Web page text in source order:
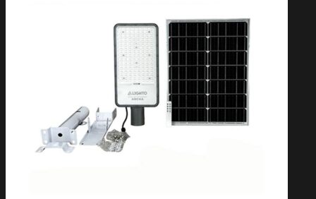
DOWNLIGHT AR111
Downlight LED COB
DOWNLIGHT GU10 MR16 MR11
หลอดไฟ LED MEGAMAN
หลอดไฟ LED LAMPO
สินค้า Lighting
LED Linear
LED Ribbon
LED Neon Flex